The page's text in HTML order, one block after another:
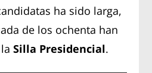
ha sido larga,
de los ochenta han
laSilla Presidencial.